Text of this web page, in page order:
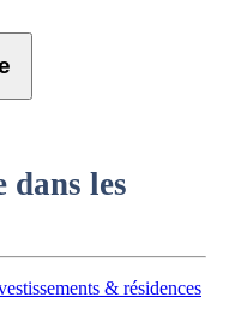
dans les
& résidences